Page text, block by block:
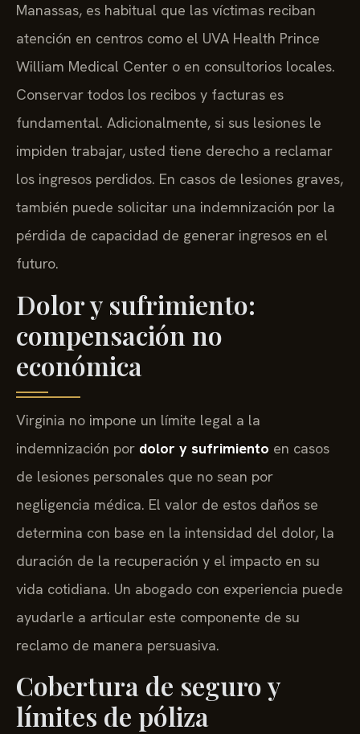
Manassas, es habitual que las víctimas reciban
atención en centros como el UVA Health Prince
William Medical Center o en consultorios locales.
Conservar todos los recibos y facturas es
fundamental. Adicionalmente, si sus lesiones le
impiden trabajar, usted tiene derecho a reclamar
los ingresos perdidos. En casos de lesiones graves,
también puede solicitar una indemnización por la
pérdida de capacidad de generar ingresos en el
futuro.
Dolor y sufrimiento:
compensación no
económica
Virginia no impone un límite legal a la
indemnización por dolor y sufrimiento en casos
de lesiones personales que no sean por
negligencia médica. El valor de estos daños se
determina con base en la intensidad del dolor, la
duración de la recuperación y el impacto en su
vida cotidiana. Un abogado con experiencia puede
ayudarle a articular este componente de su
reclamo de manera persuasiva.
Cobertura de seguro y
límites de póliza